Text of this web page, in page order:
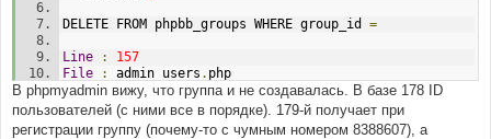
DELETE FROM phpbb_groups WHERE group_id =
Line :
157
File
: admin_users . php
В phpmyadmin вижу, что группа и не создавалась. В базе 178 ID
пользователей (с ними все в порядке). 179-й получает при
регистрации группу (почему-то с чумным номером 8388607), а